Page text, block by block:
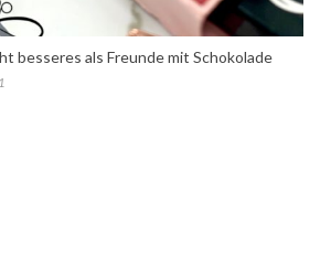
besseres als Freunde mit Schokolade